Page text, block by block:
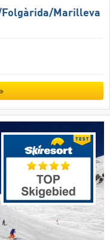
​Folgàrida/​Marilleva